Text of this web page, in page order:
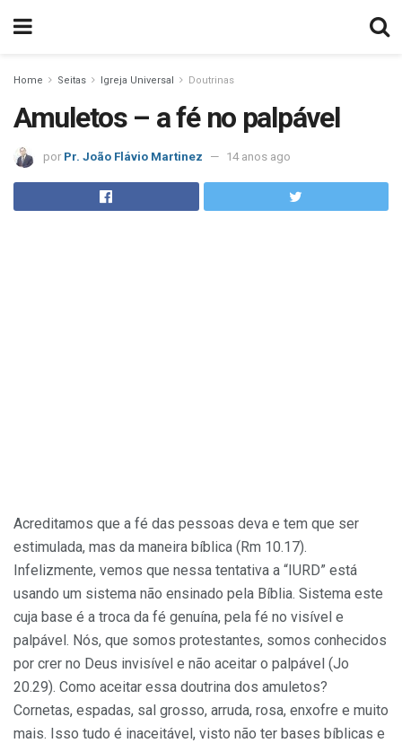
Home Seitas Igreja Universal Doutrinas
Amuletos – a fé no palpável
por Pr. João Flávio Martinez 14 anos ago
Acreditamos que a fé das pessoas deva e tem que ser
estimulada, mas da maneira bíblica (Rm 10.17).
Infelizmente, vemos que nessa tentativa a “IURD” está
usando um sistema não ensinado pela Bíblia. Sistema este
cuja base é a troca da fé genuína, pela fé no visível e
palpável. Nós, que somos protestantes, somos conhecidos
por crer no Deus invisível e não aceitar o palpável (Jo
20.29). Como aceitar essa doutrina dos amuletos?
Cornetas, espadas, sal grosso, arruda, rosa, enxofre e muito
mais. Isso tudo é inaceitável, visto não ter bases bíblicas e